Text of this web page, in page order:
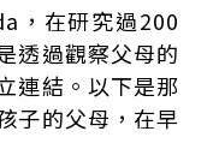
，在研究過200
透過觀察父母的
連結。以下是那
子的父母，在早